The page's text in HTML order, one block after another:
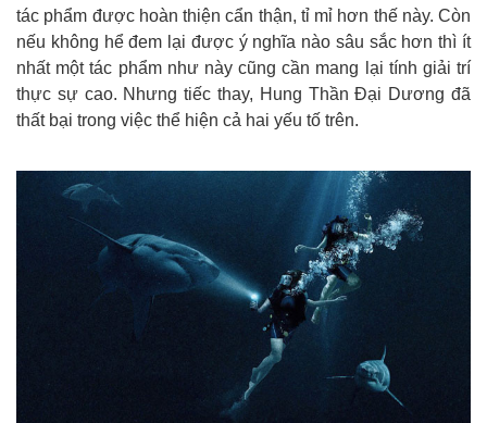
tác phẩm được hoàn thiện cẩn thận, tỉ mỉ hơn thế này. Còn
nếu không hể đem lại được ý nghĩa nào sâu sắc hơn thì ít
nhất một tác phẩm như này cũng cần mang lại tính giải trí
thực sự cao. Nhưng tiếc thay, Hung Thần Đại Dương đã
thất bại trong việc thể hiện cả hai yếu tố trên.